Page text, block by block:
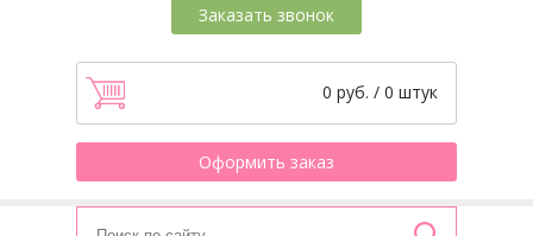
Заказать звонок
0 руб. / 0 штук
Оформить заказ